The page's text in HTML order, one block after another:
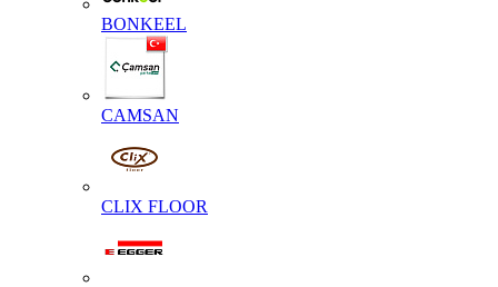
BONKEEL
CAMSAN
CLIX FLOOR